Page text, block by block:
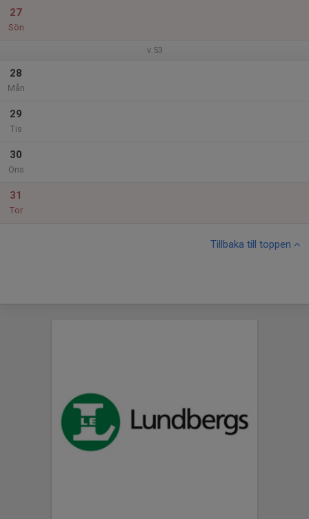
27
Sön
v.53
28
Mån
29
Tis
30
Ons
31
Tor
Tillbaka till toppen